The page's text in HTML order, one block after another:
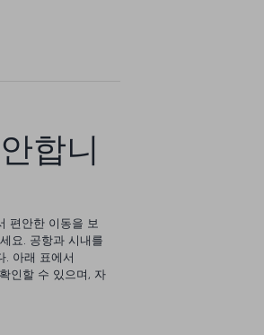
합니
편안한 이동을 보
요. 공항과 시내를
. 아래 표에서
인할 수 있으며, 자